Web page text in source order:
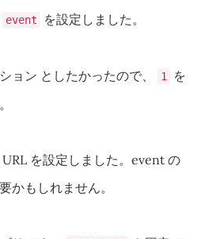
event
を設定しました。
ョン としたかったので、
1
を
URL を設定しました。event の
かもしれません。